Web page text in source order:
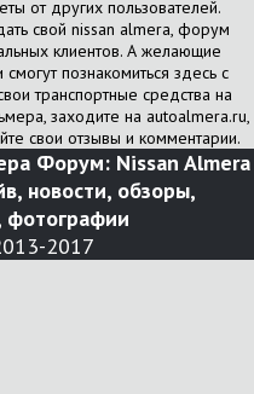
от других пользователей.
свой nissan almera, форум
клиентов. А желающие
познакомиться здесь с
транспортные средства на
заходите на autoalmera.ru,
свои отзывы и комментарии.
Форум: Nissan Almera
новости, обзоры,
фотографии
2017